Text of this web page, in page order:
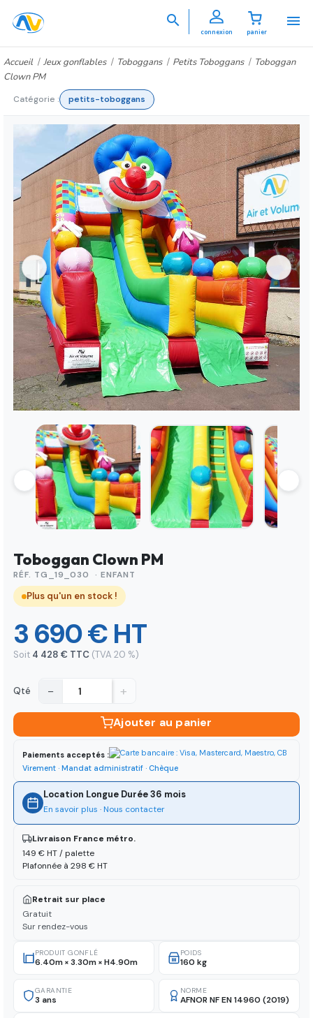

panier
connexion

Accueil Jeux gonflables Toboggans Petits Toboggans
Toboggan
Clown PM
Catégorie : petits-toboggans
Toboggan Clown PM
RÉF. TG_19_030 · ENFANT
Plus qu'un en stock !
3 690 € HT
Soit 4 428 € TTC (TVA 20 %)
Qté − +
Ajouter au panier
Paiements acceptés :
Virement · Mandat administratif · Chèque
Location Longue Durée 36 mois
En savoir plus · Nous contacter
Livraison France métro.
149 € HT / palette
Plafonnée à 298 € HT
Retrait sur place
Gratuit
Sur rendez-vous
PRODUIT GONFLÉ
6.40m × 3.30m × H4.90m
POIDS
160 kg
GARANTIE
3 ans
NORME
AFNOR NF EN 14960 (2019)